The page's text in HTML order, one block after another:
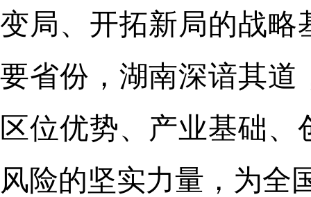
变局、开拓新局的战
要省份，湖南深谙其道
区位优势、产业基础
风险的坚实力量，为全